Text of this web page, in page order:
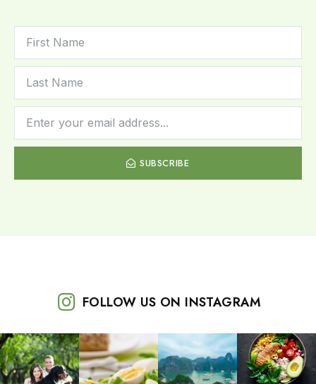
SUBSCRIBE
FOLLOW US ON INSTAGRAM